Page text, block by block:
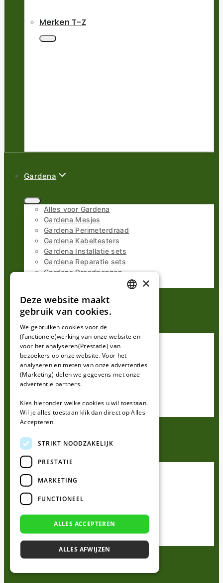
Merken T-Z
Gardena
Alles voor Gardena
Gardena Mesjes
Gardena Perimeterdraad
Gardena Kabeltesters
Gardena Installatie sets
Gardena Reparatie sets
Gardena Draadpennen
Gardena Draadverbinders
Husqvarna
Alles voor Husqvarna
Husqvarna Mesjes
Husqvarna Perimeterdraad
Husqvarna Kabeltesters
Husqvarna Installatie sets
Husqvarna Draadpennen
Husqvarna Draadverbinders
Kress Mesjes
Kress Kabeltesters
Kress Reparatie sets
Kress Draadverbinders
GERMAN
×
Deze website maakt
gebruik van cookies.
We gebruiken cookies voor de
(functionele)werking van onze website en
voor het analyseren(Prestatie) van
bezoekers op onze website. Voor het
analyseren en meten van onze advertenties
(Marketing) delen we gegevens met onze
advertentie partners.
Kies hieronder welke cookies u wil toestaan.
Wil je alles toestaan klik dan direct op Alles
Accepteren.
STRIKT NOODZAKELIJK
PRESTATIE
MARKETING
FUNCTIONEEL
ALLES ACCEPTEREN
ALLES AFWIJZEN